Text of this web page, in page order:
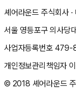
셰어라운드 주식회사
서울 영등포구 의사당
사업자등록번호 479-
개인정보관리책임자
© 2018 셰어라운드